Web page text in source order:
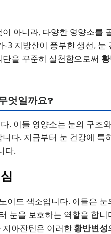
아니라, 다양한 영양소를
3 지방산이 풍부한 생선, 눈
을 꾸준히 실천함으로써
엇일까요?
. 이들 영양소는 눈의 구조
다. 지금부터 눈 건강에 특
다.
이드 색소입니다. 이들은 눈
눈을 보호하는 역할을 합니
지아잔틴은 이러한 황반변성